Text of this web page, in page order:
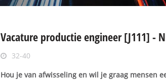
Vacature productie engineer [J111] -
32-40
Hou je van afwisseling en wil je graag mensen